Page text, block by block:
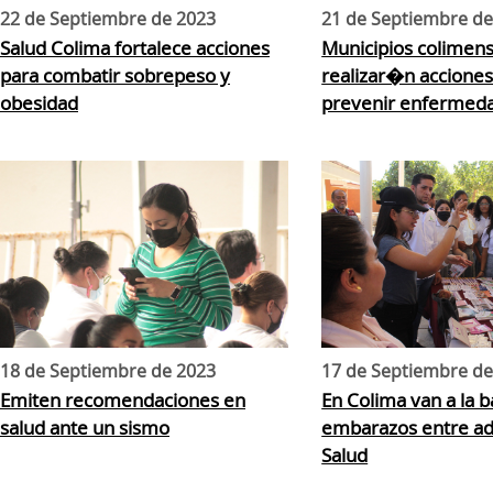
22 de Septiembre de 2023
Salud Colima fortalece acciones
para combatir sobrepeso y
obesidad
21 de Septiembre
Municipios
realizar�n
prevenir
18 de Septiembre de 2023
Emiten recomendaciones en
salud ante un sismo
17 de Septiembre
En Colima van a la
embarazos entre
Salud